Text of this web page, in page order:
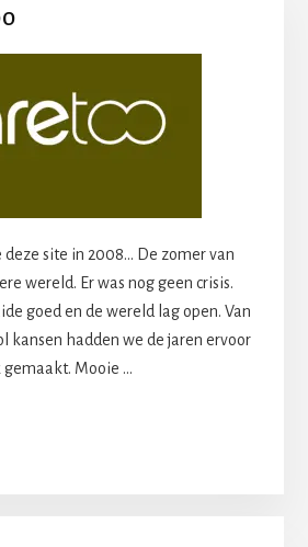
site in 2008... De zomer van
wereld. Er was nog geen crisis.
goed en de wereld lag open. Van
kansen hadden we de jaren ervoor
Mooie …